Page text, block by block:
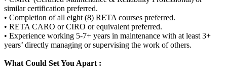
similar certification preferred.
• Completion of all eight (8) RETA courses preferred.
• RETA CARO or CIRO or equivalent preferred.
• Experience working 5-7+ years in maintenance with at least 3+
years’ directly managing or supervising the work of others.
What Could Set You Apart :